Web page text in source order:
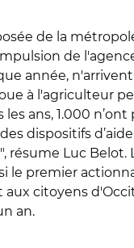
de la
de
année,
à l'agriculteur
ans, 1.000
dispositifs
résume Luc
le premier
citoyens
an.